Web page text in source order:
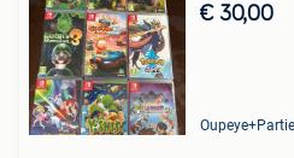
€ 30,00